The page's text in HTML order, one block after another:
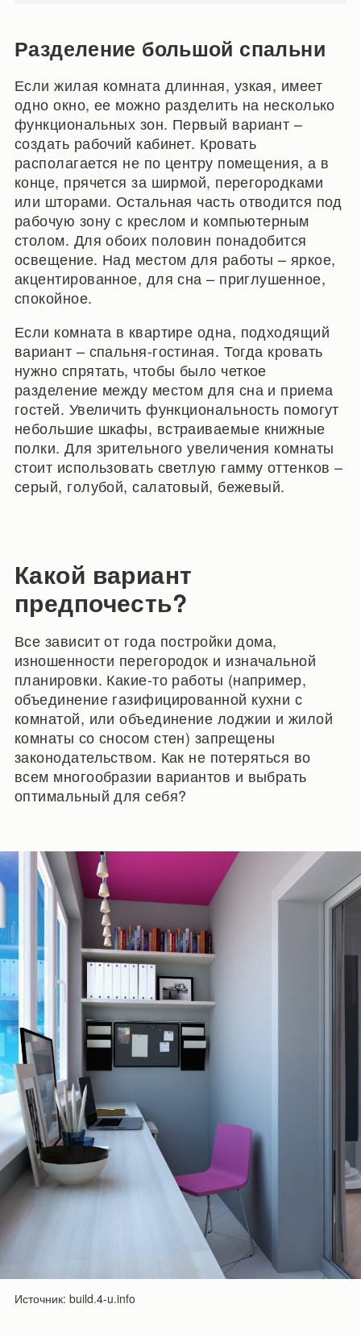
Разделение большой спальни
Если жилая комната длинная, узкая, имеет
одно окно, ее можно разделить на несколько
функциональных зон. Первый вариант –
создать рабочий кабинет. Кровать
располагается не по центру помещения, а в
конце, прячется за ширмой, перегородками
или шторами. Остальная часть отводится под
рабочую зону с креслом и компьютерным
столом. Для обоих половин понадобится
освещение. Над местом для работы – яркое,
акцентированное, для сна – приглушенное,
спокойное.
Если комната в квартире одна, подходящий
вариант – спальня-гостиная. Тогда кровать
нужно спрятать, чтобы было четкое
разделение между местом для сна и приема
гостей. Увеличить функциональность помогут
небольшие шкафы, встраиваемые книжные
полки. Для зрительного увеличения комнаты
стоит использовать светлую гамму оттенков –
серый, голубой, салатовый, бежевый.
Какой вариант
предпочесть?
Все зависит от года постройки дома,
изношенности перегородок и изначальной
планировки. Какие-то работы (например,
объединение газифицированной кухни с
комнатой, или объединение лоджии и жилой
комнаты со сносом стен) запрещены
законодательством. Как не потеряться во
всем многообразии вариантов и выбрать
оптимальный для себя?
Источник: build.4-u.info